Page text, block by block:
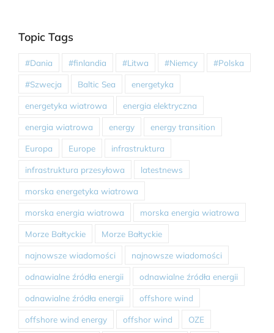
Topic Tags
#Dania #finlandia #Litwa #Niemcy #Polska
#Szwecja Baltic Sea energetyka
energetyka wiatrowa energia elektryczna
energia wiatrowa energy energy transition
Europa Europe infrastruktura
infrastruktura przesyłowa latestnews
morska energetyka wiatrowa
morska energia wiatrowa morska energia wiatrowa
Morze Bałtyckie Morze Bałtyckie
najnowsze wiadomości najnowsze wiadomości
odnawialne źródła energii odnawialne źródła energii
odnawialne źródła energii offshore wind
offshore wind energy offshor wind OZE